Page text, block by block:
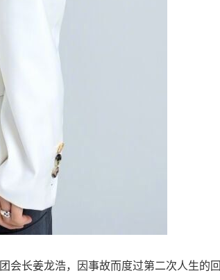
长姜龙浩，因事故而度过第二次人生的回